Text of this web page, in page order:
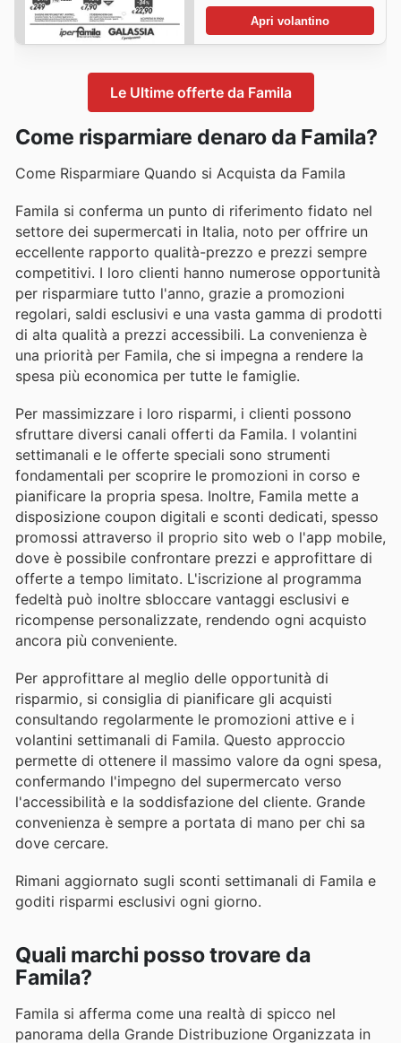
Apri volantino
Le Ultime offerte da Famila
Come risparmiare denaro da Famila?
Come Risparmiare Quando si Acquista da Famila
Famila si conferma un punto di riferimento fidato nel
settore dei supermercati in Italia, noto per offrire un
eccellente rapporto qualità-prezzo e prezzi sempre
competitivi. I loro clienti hanno numerose opportunità
per risparmiare tutto l'anno, grazie a promozioni
regolari, saldi esclusivi e una vasta gamma di prodotti
di alta qualità a prezzi accessibili. La convenienza è
una priorità per Famila, che si impegna a rendere la
spesa più economica per tutte le famiglie.
Per massimizzare i loro risparmi, i clienti possono
sfruttare diversi canali offerti da Famila. I volantini
settimanali e le offerte speciali sono strumenti
fondamentali per scoprire le promozioni in corso e
pianificare la propria spesa. Inoltre, Famila mette a
disposizione coupon digitali e sconti dedicati, spesso
promossi attraverso il proprio sito web o l'app mobile,
dove è possibile confrontare prezzi e approfittare di
offerte a tempo limitato. L'iscrizione al programma
fedeltà può inoltre sbloccare vantaggi esclusivi e
ricompense personalizzate, rendendo ogni acquisto
ancora più conveniente.
Per approfittare al meglio delle opportunità di
risparmio, si consiglia di pianificare gli acquisti
consultando regolarmente le promozioni attive e i
volantini settimanali di Famila. Questo approccio
permette di ottenere il massimo valore da ogni spesa,
confermando l'impegno del supermercato verso
l'accessibilità e la soddisfazione del cliente. Grande
convenienza è sempre a portata di mano per chi sa
dove cercare.
Rimani aggiornato sugli sconti settimanali di Famila e
goditi risparmi esclusivi ogni giorno.
Quali marchi posso trovare da
Famila?
Famila si afferma come una realtà di spicco nel
panorama della Grande Distribuzione Organizzata in